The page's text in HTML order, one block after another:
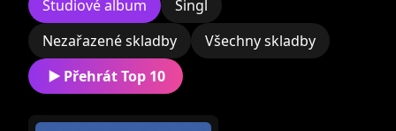
Marek Příkazký
Studiové album
Singl
Nezařazené skladby
Všechny skladby
Přehrát Top 10